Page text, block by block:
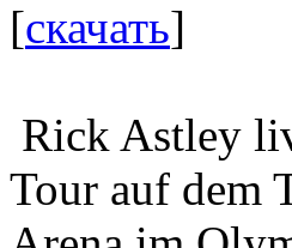
[скачать]
Rick Astley
Tour auf dem